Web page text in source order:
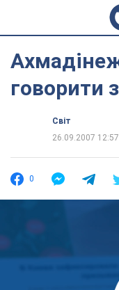
говорити
Світ
26.09.2007 12:57
0